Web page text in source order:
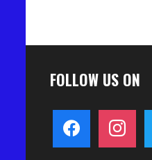
FOLLOW US ON
facebook instagram